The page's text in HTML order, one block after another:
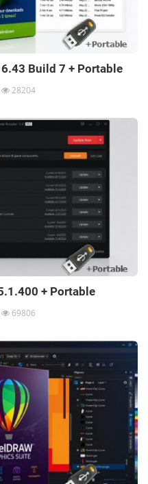
Build 7 + Portable
28204
+ Portable
69806